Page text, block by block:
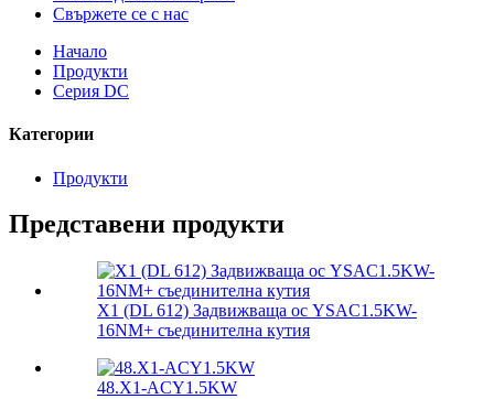
Свържете се с нас
Начало
Продукти
Серия DC
Категории
Продукти
Представени продукти
X1 (DL 612) Задвижваща ос YSAC1.5KW-
16NM+ съединителна кутия
48.X1-ACY1.5KW